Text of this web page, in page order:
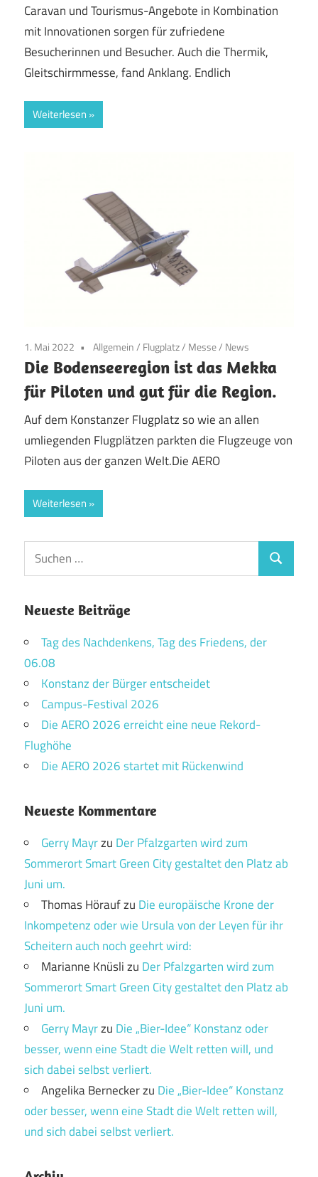
Caravan und Tourismus-Angebote in Kombination
mit Innovationen sorgen für zufriedene
Besucherinnen und Besucher. Auch die Thermik,
Gleitschirmmesse, fand Anklang. Endlich
Weiterlesen
1. Mai 2022 Allgemein/ Flugplatz/ Messe/ News
Die Bodenseeregion ist das Mekka
für Piloten und gut für die Region.
Auf dem Konstanzer Flugplatz so wie an allen
umliegenden Flugplätzen parkten die Flugzeuge von
Piloten aus der ganzen Welt.Die AERO
Weiterlesen
Suchen
nach:
Suchen
Neueste Beiträge
Tag des Nachdenkens, Tag des Friedens, der
06.08
Konstanz der Bürger entscheidet
Campus-Festival 2026
Die AERO 2026 erreicht eine neue Rekord-
Flughöhe
Die AERO 2026 startet mit Rückenwind
Neueste Kommentare
Gerry Mayrzu Der Pfalzgarten wird zum
Sommerort Smart Green City gestaltet den Platz ab
Juni um.
Thomas Höraufzu Die europäische Krone der
Inkompetenz oder wie Ursula von der Leyen für ihr
Scheitern auch noch geehrt wird:
Marianne Knüslizu Der Pfalzgarten wird zum
Sommerort Smart Green City gestaltet den Platz ab
Juni um.
Gerry Mayrzu Die „Bier-Idee“ Konstanz oder
besser, wenn eine Stadt die Welt retten will, und
sich dabei selbst verliert.
Angelika Berneckerzu Die „Bier-Idee“ Konstanz
oder besser, wenn eine Stadt die Welt retten will,
und sich dabei selbst verliert.